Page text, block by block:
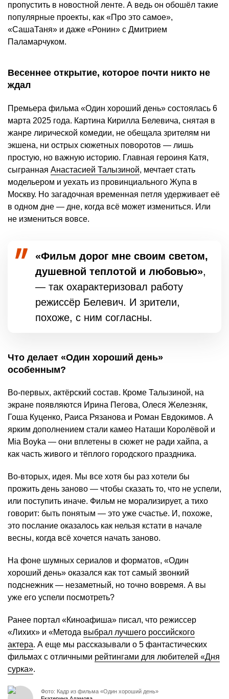
пропустить в новостной ленте. А ведь он обошёл такие
популярные проекты, как «Про это самое»,
«СашаТаня» и даже «Ронин» с Дмитрием
Паламарчуком.
Весеннее открытие, которое почти никто не
ждал
Премьера фильма «Один хороший день» состоялась 6
марта 2025 года. Картина Кирилла Белевича, снятая в
жанре лирической комедии, не обещала зрителям ни
экшена, ни острых сюжетных поворотов — лишь
простую, но важную историю. Главная героиня Катя,
сыгранная Анастасией Талызиной, мечтает стать
модельером и уехать из провинциального Жупа в
Москву. Но загадочная временная петля удерживает её
в одном дне — дне, когда всё может измениться. Или
не измениться вовсе.
«Фильм дорог мне своим светом,
душевной теплотой и любовью»,
— так охарактеризовал работу
режиссёр Белевич. И зрители,
похоже, с ним согласны.
Что делает «Один хороший день»
особенным?
Во-первых, актёрский состав. Кроме Талызиной, на
экране появляются Ирина Пегова, Олеся Железняк,
Гоша Куценко, Раиса Рязанова и Роман Евдокимов. А
ярким дополнением стали камео Наташи Королёвой и
Mia Boyka — они вплетены в сюжет не ради хайпа, а
как часть живого и тёплого городского праздника.
Во-вторых, идея. Мы все хотя бы раз хотели бы
прожить день заново — чтобы сказать то, что не успели,
или поступить иначе. Фильм не морализирует, а тихо
говорит: быть понятым — это уже счастье. И, похоже,
это послание оказалось как нельзя кстати в начале
весны, когда всё хочется начать заново.
На фоне шумных сериалов и форматов, «Один
хороший день» оказался как тот самый звонкий
подснежник — незаметный, но точно вовремя. А вы
уже его успели посмотреть?
Ранее портал «Киноафиша» писал, что режиссер
«Лихих» и «Метода выбрал лучшего российского
актера. А еще мы рассказывали о 5 фантастических
фильмах с отличными рейтингами для любителей «Дня
сурка».
Фото: Кадр из фильма «Один хороший день»